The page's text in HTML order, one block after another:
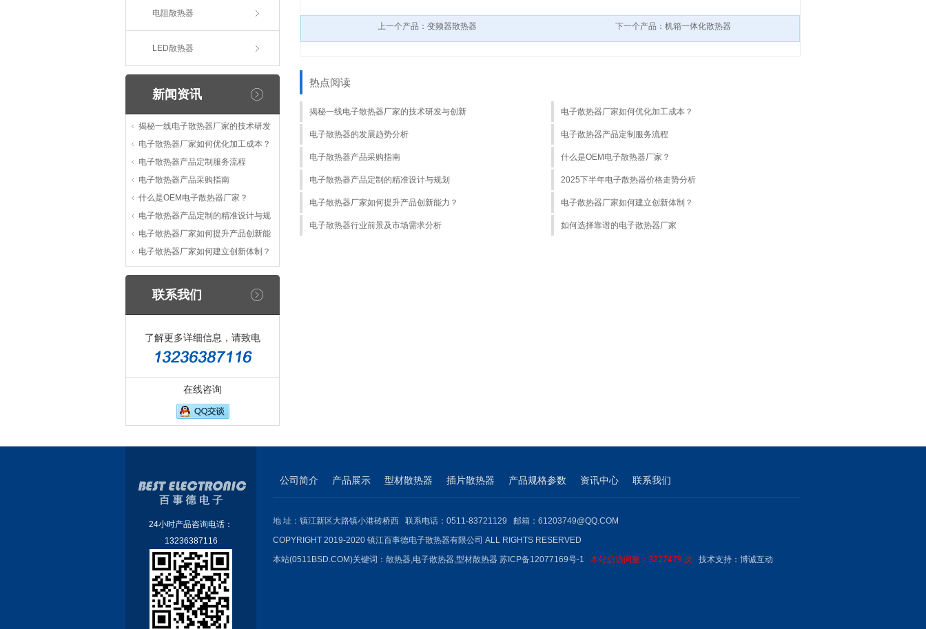
电阻散热器
LED散热器
新闻资讯
揭秘一线电子散热器厂家的技术研发
电子散热器厂家如何优化加工成本？
电子散热器产品定制服务流程
电子散热器产品采购指南
什么是OEM电子散热器厂家？
电子散热器产品定制的精准设计与规
电子散热器厂家如何提升产品创新能
电子散热器厂家如何建立创新体制？
联系我们
了解更多详细信息，请致电
在线咨询
上一个产品：变频器散热器 下一个产品：机箱一体化散热器
热点阅读
揭秘一线电子散热器厂家的技术研发与创新 电子散热器厂家如何优化加工成本？
电子散热器的发展趋势分析 电子散热器产品定制服务流程
电子散热器产品采购指南 什么是OEM电子散热器厂家？
电子散热器产品定制的精准设计与规划 2025下半年电子散热器价格走势分析
电子散热器厂家如何提升产品创新能力？ 电子散热器厂家如何建立创新体制？
电子散热器行业前景及市场需求分析 如何选择靠谱的电子散热器厂家
24小时产品咨询电话：
13236387116
公司简介 产品展示 型材散热器 插片散热器 产品规格参数 资讯中心 联系我们
地 址：镇江新区大路镇小港砖桥西 联系电话：0511-83721129 邮箱：61203749@QQ.COM
COPYRIGHT 2019-2020 镇江百事德电子散热器有限公司 ALL RIGHTS RESERVED
本站(0511BSD.COM)关键词： 散热器,电子散热器,型材散热器 苏ICP备12077169号-1 本站总访问量：3227479 次 技术支持： 博诚互动